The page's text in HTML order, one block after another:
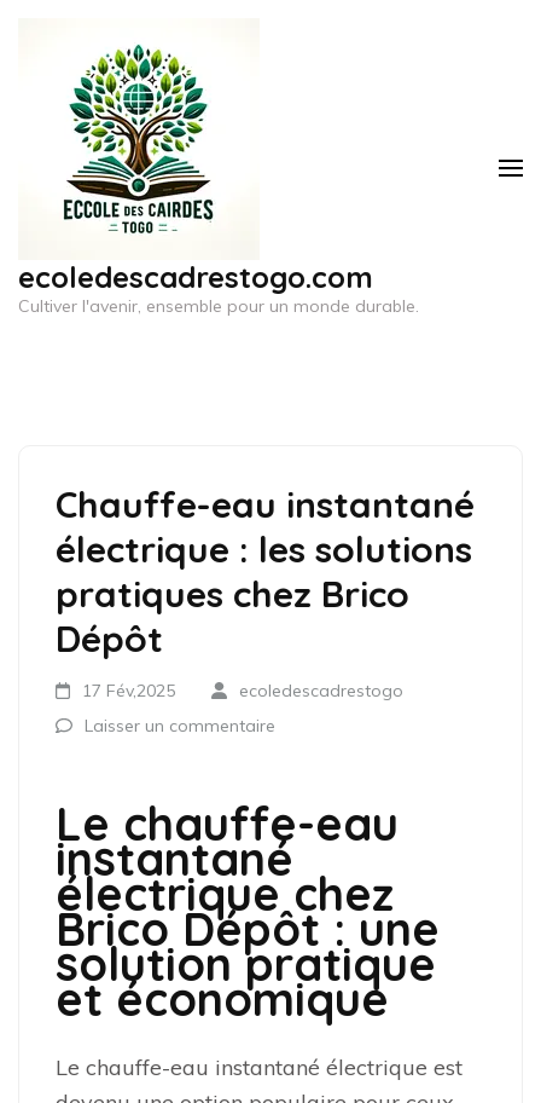
contenu
(Pressez
ecoledescadrestogo.com
Cultiver l'avenir, ensemble pour un monde durable.
Chauffe-eau instantané
électrique : les solutions
pratiques chez Brico
Dépôt
17 Fév,2025
ecoledescadrestogo
Laisser un commentaire
Le chauffe-eau
instantané
électrique chez
Brico Dépôt : une
solution pratique
et économique
Le chauffe-eau instantané électrique est